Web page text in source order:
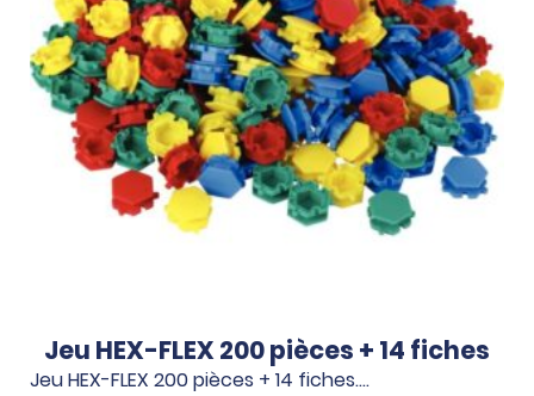
Jeu HEX-FLEX 200 pièces + 14 fiches
Jeu HEX-FLEX 200 pièces + 14 fiches.…